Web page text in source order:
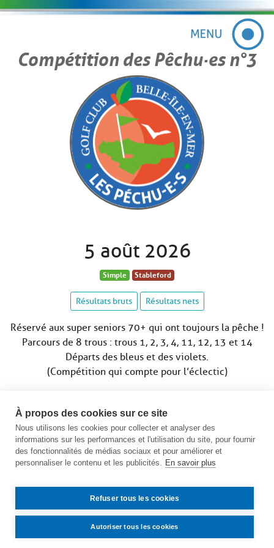
Compétition des Pêchu·es n°3
5 août 2026
Simple Stableford
Résultats bruts Résultats nets
Réservé aux super seniors 70+ qui ont toujours la pêche !
Parcours de 8 trous : trous 1, 2, 3, 4, 11, 12, 13 et 14
Départs des bleus et des violets.
(Compétition qui compte pour l’éclectic)
Date limite d’inscription le mardi 4 août à 12h
Voir le calendrier des compétitions
À propos des cookies sur ce site
Nous utilisons les cookies pour collecter et analyser des
informations sur les performances et l'utilisation du site, pour fournir
des fonctionnalités de médias sociaux et pour améliorer et
personnaliser le contenu et les publicités. En savoir plus
Refuser tous les cookies
Autoriser tous les cookies